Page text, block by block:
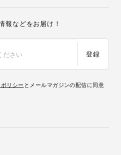
報などをお届け！
登録
リシー とメールマガジンの配信に同意